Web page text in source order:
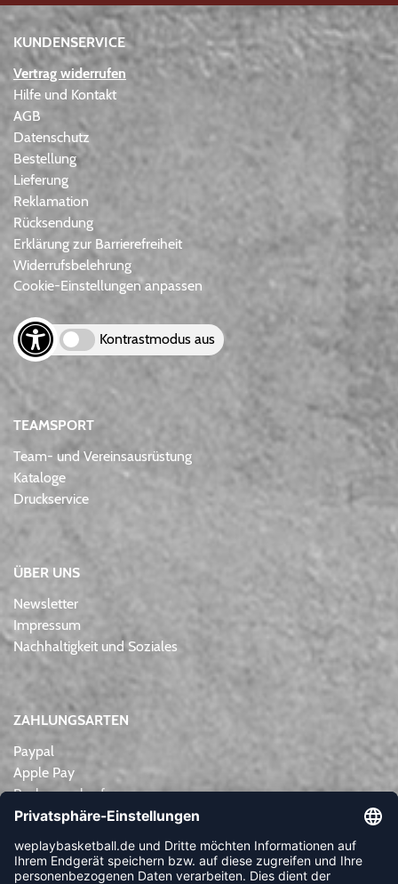
KUNDENSERVICE
Vertrag widerrufen
Hilfe und Kontakt
AGB
Datenschutz
Bestellung
Lieferung
Reklamation
Rücksendung
Erklärung zur Barrierefreiheit
Widerrufsbelehrung
Cookie-Einstellungen anpassen
Kontrastmodus aus
TEAMSPORT
Team- und Vereinsausrüstung
Kataloge
Druckservice
ÜBER UNS
Newsletter
Impressum
Nachhaltigkeit und Soziales
ZAHLUNGSARTEN
Paypal
Apple Pay
Rechnungskauf
Lastschrift
Kreditkarte
Vorkasse